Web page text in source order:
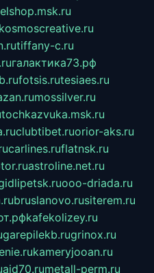
kosmoscreative.ru
tiffany-c.ru
галактика73.рф
fotsis.rutesiaes.ru
mossilver.ru
tochkazvuka.msk.ru
clubtibet.ruorior-aks.ru
carlines.ruflatnsk.ru
astroline.net.ru
ooo-driada.ru
bruslanovo.rusiterem.ru
kafekolizey.ru
grinox.ru
kameryjooan.ru
aid70.rumetall-perm.ru